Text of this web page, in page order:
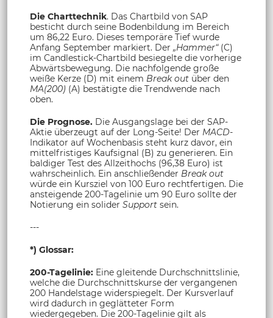
Die Charttechnik. Das Chartbild von SAP
besticht durch seine Bodenbildung im Bereich
um 86,22 Euro. Dieses temporäre Tief wurde
Anfang September markiert. Der „Hammer“(C)
im Candlestick-Chartbild besiegelte die vorherige
Abwärtsbewegung. Die nachfolgende große
weiße Kerze (D) mit einem Break out über den
MA(200) (A) bestätigte die Trendwende nach
oben.
Die Prognose. Die Ausgangslage bei der SAP-
Aktie überzeugt auf der Long-Seite! Der MACD-
Indikator auf Wochenbasis steht kurz davor, ein
mittelfristiges Kaufsignal (B) zu generieren. Ein
baldiger Test des Allzeithochs (96,38 Euro) ist
wahrscheinlich. Ein anschließender Break out
würde ein Kursziel von 100 Euro rechtfertigen. Die
ansteigende 200-Tagelinie um 90 Euro sollte der
Notierung ein solider Support sein.
---
*) Glossar:
200-Tagelinie: Eine gleitende Durchschnittslinie,
welche die Durchschnittskurse der vergangenen
200 Handelstage widerspiegelt. Der Kursverlauf
wird dadurch in geglätteter Form
wiedergegeben. Die 200-Tagelinie gilt als